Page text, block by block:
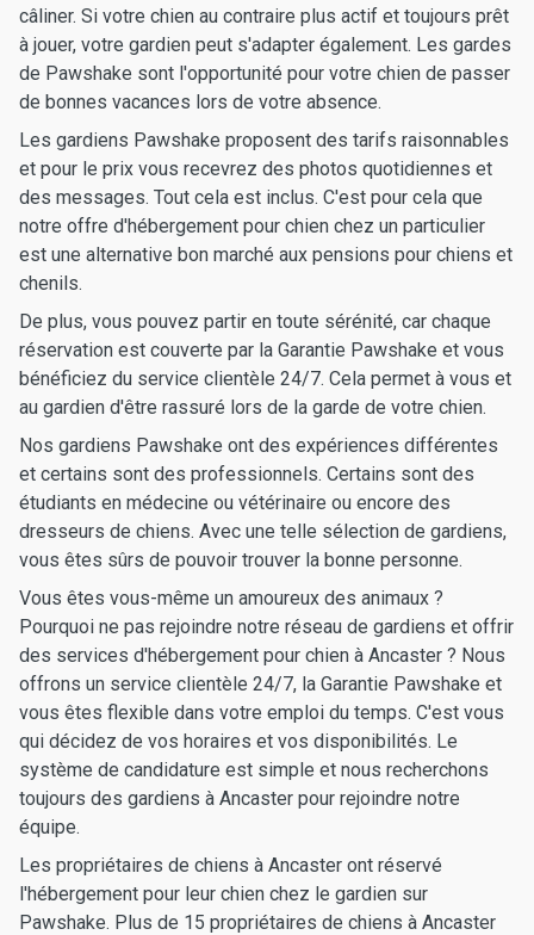
câliner. Si votre chien au contraire plus actif et toujours prêt
à jouer, votre gardien peut s'adapter également. Les gardes
de Pawshake sont l'opportunité pour votre chien de passer
de bonnes vacances lors de votre absence.
Les gardiens Pawshake proposent des tarifs raisonnables
et pour le prix vous recevrez des photos quotidiennes et
des messages. Tout cela est inclus. C'est pour cela que
notre offre d'hébergement pour chien chez un particulier
est une alternative bon marché aux pensions pour chiens et
chenils.
De plus, vous pouvez partir en toute sérénité, car chaque
réservation est couverte par la Garantie Pawshake et vous
bénéficiez du service clientèle 24/7. Cela permet à vous et
au gardien d'être rassuré lors de la garde de votre chien.
Nos gardiens Pawshake ont des expériences différentes
et certains sont des professionnels. Certains sont des
étudiants en médecine ou vétérinaire ou encore des
dresseurs de chiens. Avec une telle sélection de gardiens,
vous êtes sûrs de pouvoir trouver la bonne personne.
Vous êtes vous-même un amoureux des animaux ?
Pourquoi ne pas rejoindre notre réseau de gardiens et offrir
des services d'hébergement pour chien à Ancaster ? Nous
offrons un service clientèle 24/7, la Garantie Pawshake et
vous êtes flexible dans votre emploi du temps. C'est vous
qui décidez de vos horaires et vos disponibilités. Le
système de candidature est simple et nous recherchons
toujours des gardiens à Ancaster pour rejoindre notre
équipe.
Les propriétaires de chiens à Ancaster ont réservé
l'hébergement pour leur chien chez le gardien sur
Pawshake. Plus de 15 propriétaires de chiens à Ancaster